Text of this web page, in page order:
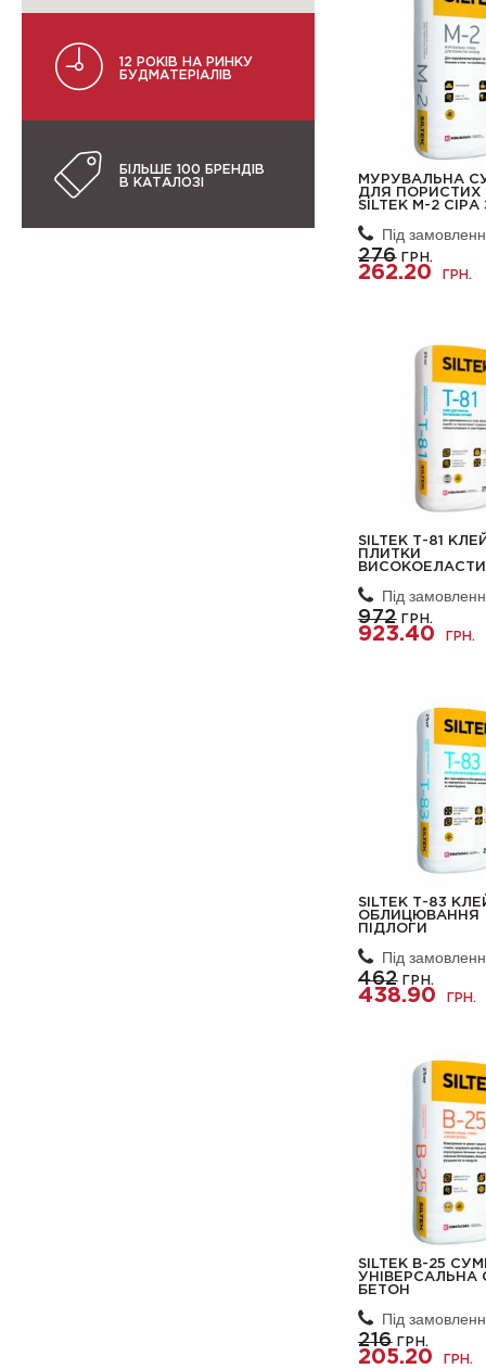
12 РОКІВ НА РИНКУ
БУДМАТЕРІАЛІВ
БІЛЬШЕ 100 БРЕНДІВ
В КАТАЛОЗІ
МУРУВАЛЬНА
ДЛЯ ПОРИСТИХ
SILTEK M-2
Під
276ГРН.
262.20 ГРН.
SILTEK Т-81
ПЛИТКИ
Під
972ГРН.
923.40 ГРН.
SILTEK Т-83
ОБЛИЦЮВАННЯ
ПІДЛОГИ
Під
462ГРН.
438.90 ГРН.
SILTEK B-25
УНІВЕРСАЛЬНА
БЕТОН
Під
216ГРН.
205.20 ГРН.